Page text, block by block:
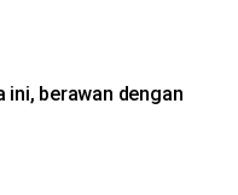
ini, berawan dengan